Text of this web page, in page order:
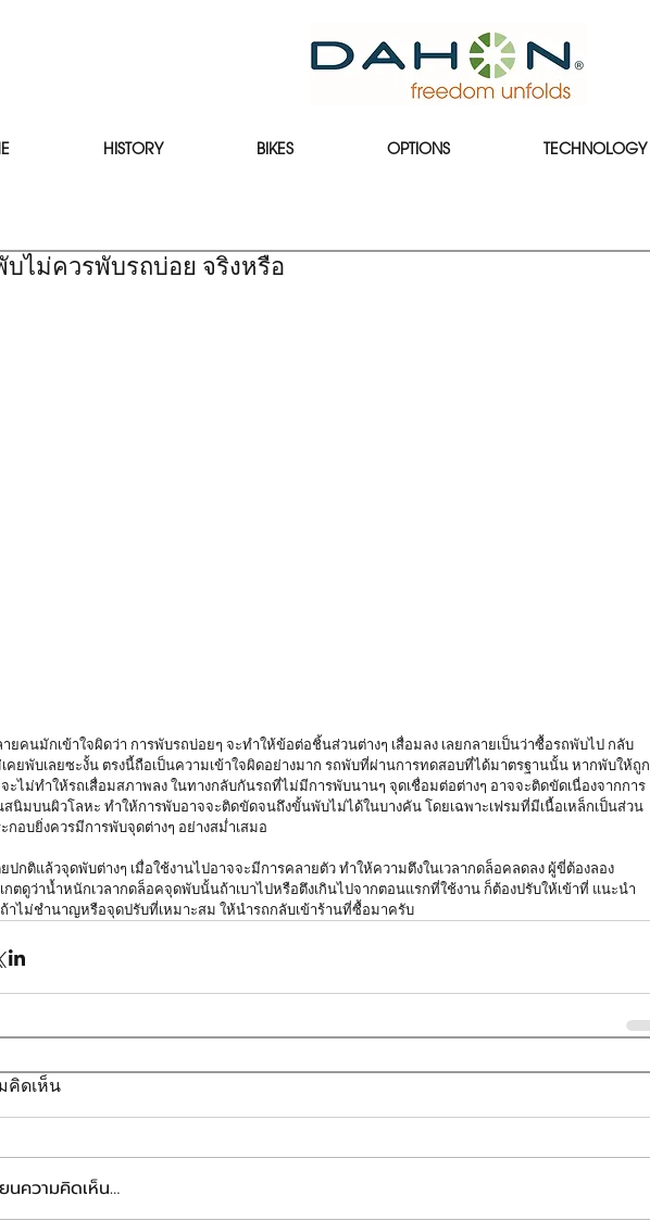
HISTORY BIKES OPTIONS TECHNOLOGY
บไม่ควรพับรถบ่อย จริงหรือ
ยคนมักเข้าใจผิดว่า การพับรถบ่อยๆ จะทำให้ข้อต่อชิ้นส่วนต่างๆ เสื่อมลง เลยกลายเป็นว่าซื้อรถพับไป กลับ
คยพับเลยซะงั้น ตรงนี้ถือเป็นความเข้าใจผิดอย่างมาก รถพับที่ผ่านการทดสอบที่ได้มาตรฐานนั้น หากพับให้ถูก
ะไม่ทำให้รถเสื่อมสภาพลง ในทางกลับกันรถที่ไม่มีการพับนานๆ จุดเชื่อมต่อต่างๆ อาจจะติดขัดเนื่องจากการ
นิมบนผิวโลหะ ทำให้การพับอาจจะติดขัดจนถึงขั้นพับไม่ได้ในบางคัน โดยเฉพาะเฟรมที่มีเนื้อเหล็กเป็นส่วน
กอบยิ่งควรมีการพับจุดต่างๆ อย่างสม่ำเสมอ
ปกติแล้วจุดพับต่างๆ เมื่อใช้งานไปอาจจะมีการคลายตัว ทำให้ความตึงในเวลากดล็อคลดลง ผู้ขี่ต้องลอง
กตดูว่าน้ำหนักเวลากดล็อคจุดพับนั้นถ้าเบาไปหรือตึงเกินไปจากตอนแรกที่ใช้งาน ก็ต้องปรับให้เข้าที่ แนะนำ
าไม่ชำนาญหรือจุดปรับที่เหมาะสม ให้นำรถกลับเข้าร้านที่ซื้อมาครับ
คิดเห็น
นความคิดเห็น…